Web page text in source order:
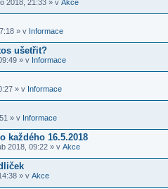
2018, 21:33 » v Akce
» v Informace
ušetřit?
» v Informace
» v Informace
» v Informace
každého 16.5.2018
2018, 09:22 » v Akce
» v Akce